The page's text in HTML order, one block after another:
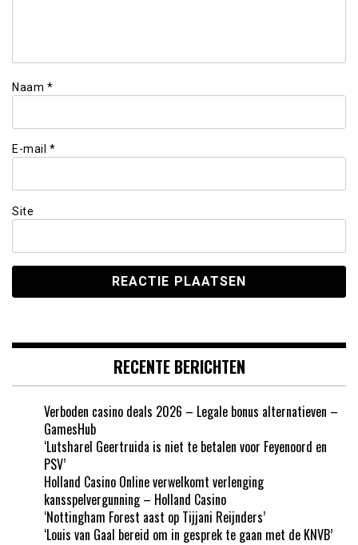
Naam *
E-mail *
Site
RECENTE BERICHTEN
Verboden casino deals 2026 – Legale bonus alternatieven –
GamesHub
‘Lutsharel Geertruida is niet te betalen voor Feyenoord en
PSV’
Holland Casino Online verwelkomt verlenging
kansspelvergunning – Holland Casino
‘Nottingham Forest aast op Tijjani Reijnders’
‘Louis van Gaal bereid om in gesprek te gaan met de KNVB’